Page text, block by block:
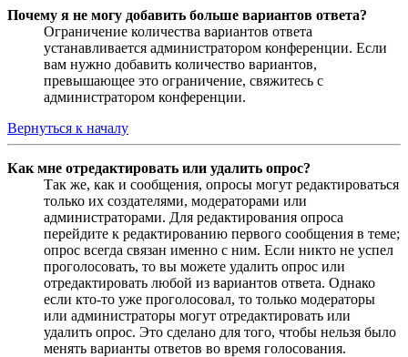
Почему я не могу добавить больше вариантов ответа?
Ограничение количества вариантов ответа
устанавливается администратором конференции. Если
вам нужно добавить количество вариантов,
превышающее это ограничение, свяжитесь с
администратором конференции.
Вернуться к началу
Как мне отредактировать или удалить опрос?
Так же, как и сообщения, опросы могут редактироваться
только их создателями, модераторами или
администраторами. Для редактирования опроса
перейдите к редактированию первого сообщения в теме;
опрос всегда связан именно с ним. Если никто не успел
проголосовать, то вы можете удалить опрос или
отредактировать любой из вариантов ответа. Однако
если кто-то уже проголосовал, то только модераторы
или администраторы могут отредактировать или
удалить опрос. Это сделано для того, чтобы нельзя было
менять варианты ответов во время голосования.